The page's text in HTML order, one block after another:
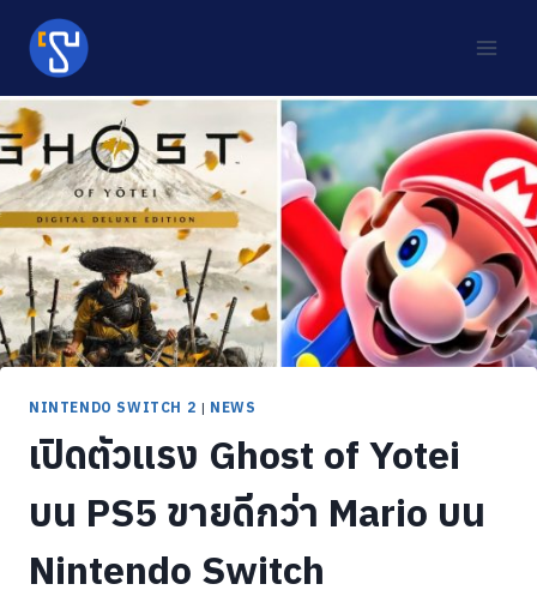
content
NINTENDO SWITCH 2 | NEWS
เปิดตัวแรง Ghost of Yotei
บน PS5 ขายดีกว่า Mario บน
Nintendo Switch